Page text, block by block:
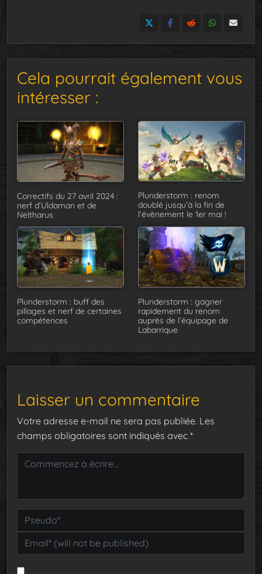
Cela pourrait également vous
intéresser :
Correctifs du 27 avril 2024 :
nerf d’Uldaman et de
Neltharus
Plunderstorm : renom
doublé jusqu’à la fin de
l’évènement le 1er mai !
Plunderstorm : buff des
pillages et nerf de certaines
compétences
Plunderstorm : gagner
rapidement du renom
auprès de l’équipage de
Labarrique
Laisser un commentaire
Votre adresse e-mail ne sera pas publiée. Les
champs obligatoires sont indiqués avec *